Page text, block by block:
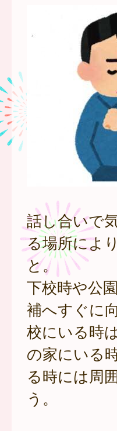
話し合いで
る場所によ
と。
下校時や公
補へすぐに
校にいる時
の家にいる
る時には周
う。